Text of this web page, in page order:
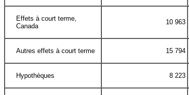
Effets à court terme,
Canada
10 963
Autres effets à court terme 15 794
Hypothèques 8 223